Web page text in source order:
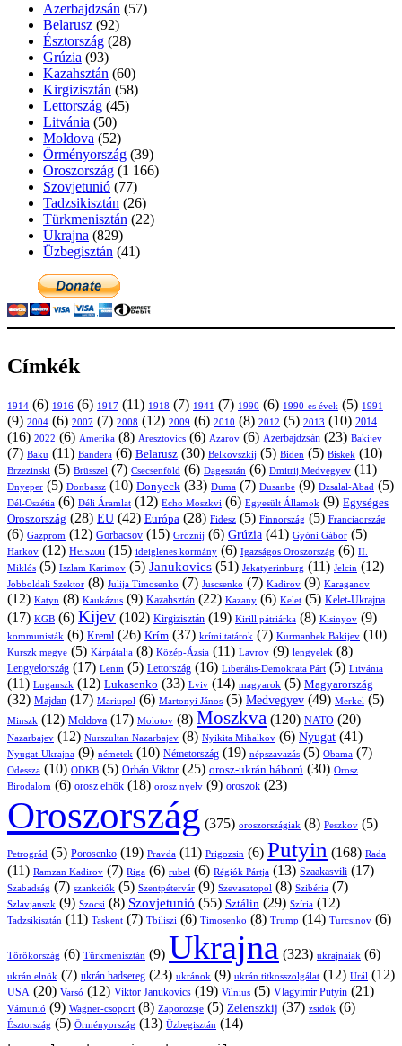
Azerbajdzsán (57)
Belarusz (92)
Észtország (28)
Grúzia (93)
Kazahsztán (60)
Kirgizisztán (58)
Lettország (45)
Litvánia (50)
Moldova (52)
Örményország (39)
Oroszország (1 166)
Szovjetunió (77)
Tadzsikisztán (26)
Türkmenisztán (22)
Ukrajna (829)
Üzbegisztán (41)
Címkék
1914 (6) 1916 (6) 1917 (11) 1918 (7) 1941 (7) 1990 (6) 1990-es évek (5) 1991
(9) 2004 (6) 2007 (7) 2008 (12) 2009 (6) 2010 (8) 2012 (5) 2013 (10) 2014
(16) 2022 (6) Amerika (8) Aresztovics (6) Azarov (6) Azerbajdzsán (23) Bakijev
(7) Baku (11) Bandera (6) Belarusz (30) Belkovszkij (5) Biden (5) Biskek (10)
Brzezinski (5) Brüsszel (7) Csecsenföld (6) Dagesztán (6) Dmitrij Medvegyev (11)
Dnyeper (5) Donbassz (10) Donyeck (33) Duma (7) Dusanbe (9) Dzsalal-Abad (5)
Dél-Oszétia (6) Déli Áramlat (12) Echo Moszkvi (6) Egyesült Államok (9) Egységes
Oroszország (28) EU (42) Európa (28) Fidesz (5) Finnország (5) Franciaország
(6) Gazprom (12) Gorbacsov (15) Groznij (6) Grúzia (41) Gyóni Gábor (5)
Harkov (12) Herszon (15) ideiglenes kormány (6) Igazságos Oroszország (6) II.
Miklós (5) Iszlam Karimov (5) Janukovics (51) Jekatyerinburg (11) Jelcin (12)
Jobboldali Szektor (8) Julija Timosenko (7) Juscsenko (7) Kadirov (9) Karaganov
(12) Katyn (8) Kaukázus (9) Kazahsztán (22) Kazany (6) Kelet (5) Kelet-Ukrajna
(17) KGB (6) Kijev (102) Kirgizisztán (19) Kirill pátriárka (8) Kisinyov (9)
kommunisták (6) Kreml (26) Krím (37) krími tatárok (7) Kurmanbek Bakijev (10)
Kurszk megye (5) Kárpátalja (8) Közép-Ázsia (11) Lavrov (9) lengyelek (8)
Lengyelország (17) Lenin (5) Lettország (16) Liberális-Demokrata Párt (5) Litvánia
(11) Luganszk (12) Lukasenko (33) Lviv (14) magyarok (5) Magyarország
(32) Majdan (17) Mariupol (6) Martonyi János (5) Medvegyev (49) Merkel (5)
Minszk (12) Moldova (17) Molotov (8) Moszkva (120) NATO (20)
Nazarbajev (12) Nurszultan Nazarbajev (8) Nyikita Mihalkov (6) Nyugat (41)
Nyugat-Ukrajna (9) németek (10) Németország (19) népszavazás (5) Obama (7)
Odessza (10) ODKB (5) Orbán Viktor (25) orosz-ukrán háború (30) Orosz
Birodalom (6) orosz elnök (18) orosz nyelv (9) oroszok (23)
Oroszország (375) oroszországiak (8) Peszkov (5)
Petrográd (5) Porosenko (19) Pravda (11) Prigozsin (6) Putyin (168) Rada
(11) Ramzan Kadirov (7) Riga (6) rubel (6) Régiók Pártja (13) Szaakasvili (17)
Szabadság (7) szankciók (5) Szentpétervár (9) Szevasztopol (8) Szibéria (7)
Szlavjanszk (9) Szocsi (8) Szovjetunió (55) Sztálin (29) Szíria (12)
Tadzsikisztán (11) Taskent (7) Tbiliszi (6) Timosenko (8) Trump (14) Turcsinov (6)
Törökország (6) Türkmenisztán (9) Ukrajna (323) ukrajnaiak (6)
ukrán elnök (7) ukrán hadsereg (23) ukránok (9) ukrán titkosszolgálat (12) Urál (12)
USA (20) Varsó (12) Viktor Janukovics (19) Vilnius (5) Vlagyimir Putyin (21)
Vámunió (9) Wagner-csoport (8) Zaporozsje (5) Zelenszkij (37) zsidók (6)
Észtország (5) Örményország (13) Üzbegisztán (14)